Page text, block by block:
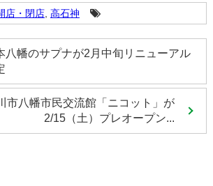
店・閉店, 高石神
八幡のサプナが2月中旬リニューアル
市八幡市民交流館「ニコット」が
2/15（土）プレオープン...